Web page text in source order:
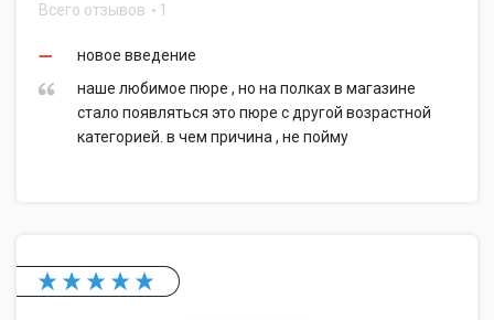
Всего отзывов 1
новое введение
наше любимое пюре , но на полках в магазине
стало появляться это пюре с другой возрастной
категорией. в чем причина , не пойму